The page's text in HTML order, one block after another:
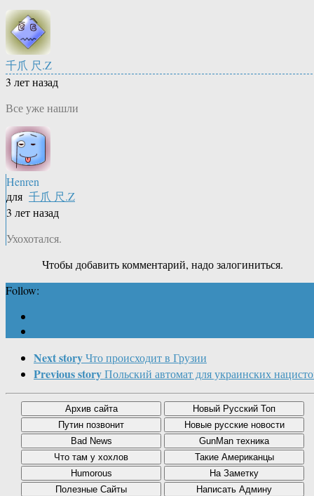
千爪 尺.Z
3 лет назад
Все уже нашли
Henren
для 千爪 尺.Z
3 лет назад
Ухохотался.
Чтобы добавить комментарий, надо залогиниться.
Follow:
Next storyЧто происходит в Грузии
Previous storyПольский автомат для украинских